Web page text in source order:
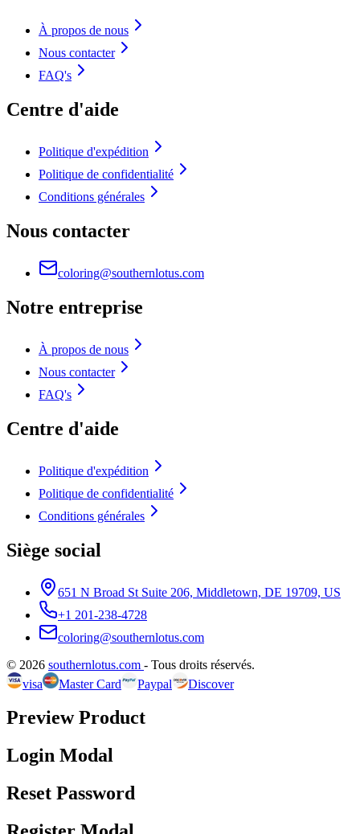
À propos de nous
Nous contacter
FAQ's
Centre d'aide
Politique d'expédition
Politique de confidentialité
Conditions générales
Nous contacter
coloring@southernlotus.com
Notre entreprise
À propos de nous
Nous contacter
FAQ's
Centre d'aide
Politique d'expédition
Politique de confidentialité
Conditions générales
Siège social
651 N Broad St Suite 206, Middletown, DE 19709, US
+1 201-238-4728
coloring@southernlotus.com
© 2026 southernlotus.com - Tous droits réservés.
visa
Master Card Paypal Discover
Preview Product
Login Modal
Reset Password